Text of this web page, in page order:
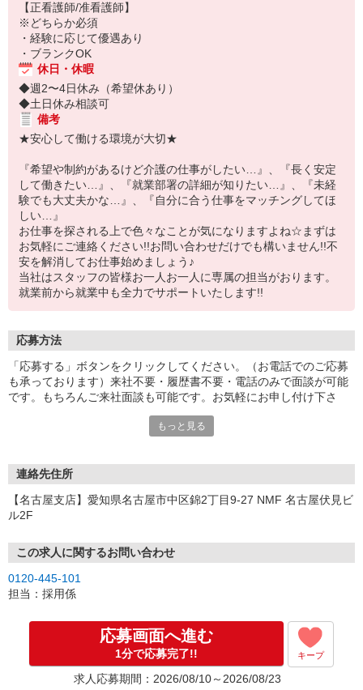
【正看護師/准看護師】
※どちらか必須
・経験に応じて優遇あり
・ブランクOK
休日・休暇
◆週2〜4日休み（希望休あり）
◆土日休み相談可
備考
★安心して働ける環境が大切★
『希望や制約があるけど介護の仕事がしたい…』、『長く安定
して働きたい…』、『就業部署の詳細が知りたい…』、『未経
験でも大丈夫かな…』、『自分に合う仕事をマッチングしてほ
しい…』
お仕事を探される上で色々なことが気になりますよね☆まずは
お気軽にご連絡ください!!お問い合わせだけでも構いません!!不
安を解消してお仕事始めましょう♪
当社はスタッフの皆様お一人お一人に専属の担当がおります。
就業前から就業中も全力でサポートいたします!!
応募方法
「応募する」ボタンをクリックしてください。（お電話でのご応募
も承っております）来社不要・履歴書不要・電話のみで面談が可能
です。もちろんご来社面談も可能です。お気軽にお申し付け下さ
もっと見る
連絡先住所
【名古屋支店】愛知県名古屋市中区錦2丁目9-27 NMF 名古屋伏見ビ
ル2F
この求人に関するお問い合わせ
0120-445-101
担当：採用係
応募画面へ進む
1分で応募完了!! キープ
求人応募期間：2026/08/10～2026/08/23